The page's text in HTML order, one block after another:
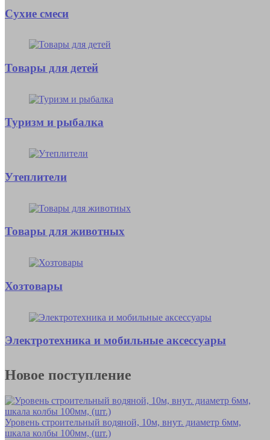
Сухие смеси
Товары для детей
Туризм и рыбалка
Утеплители
Товары для животных
Хозтовары
Электротехника и мобильные аксессуары
Новое поступление
Уровень строительный водяной, 10м, внут. диаметр 6мм,
шкала колбы 100мм, (шт.)